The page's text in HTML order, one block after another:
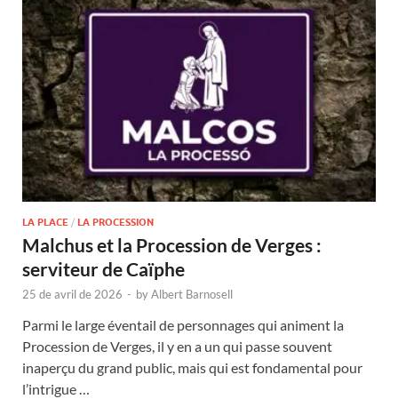
LA PLACE / LA PROCESSION
Malchus et la Procession de Verges :
serviteur de Caïphe
25 de avril de 2026 - byAlbert Barnosell
Parmi le large éventail de personnages qui animent la
Procession de Verges, il y en a un qui passe souvent
inaperçu du grand public, mais qui est fondamental pour
l’intrigue …